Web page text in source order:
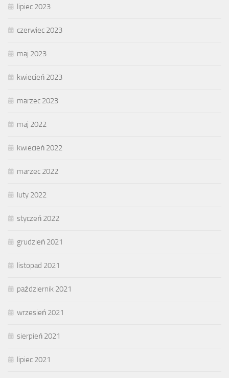
lipiec 2023
czerwiec 2023
maj 2023
kwiecień 2023
marzec 2023
maj 2022
kwiecień 2022
marzec 2022
luty 2022
styczeń 2022
grudzień 2021
listopad 2021
październik 2021
wrzesień 2021
sierpień 2021
lipiec 2021